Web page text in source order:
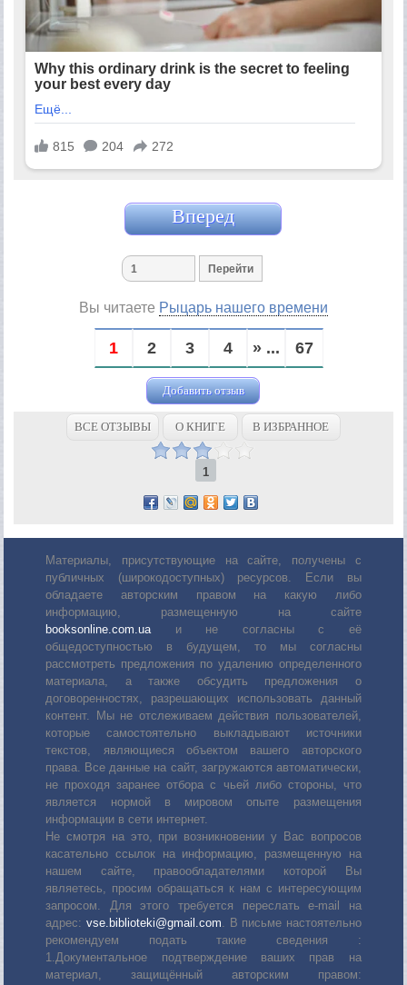
Вперед
Вы читаете Рыцарь нашего времени
1 2 3 4 » ... 67
Добавить отзыв
ВСЕ ОТЗЫВЫ О КНИГЕ В ИЗБРАННОЕ
1
Материалы, присутствующие на сайте, получены с
публичных (широкодоступных) ресурсов. Если вы
обладаете авторским правом на какую либо
информацию, размещенную на сайте
booksonline.com.uaи не согласны с её
общедоступностью в будущем, то мы согласны
рассмотреть предложения по удалению определенного
материала, а также обсудить предложения о
договоренностях, разрешающих использовать данный
контент. Мы не отслеживаем действия пользователей,
которые самостоятельно выкладывают источники
текстов, являющиеся объектом вашего авторского
права. Все данные на сайт, загружаются автоматически,
не проходя заранее отбора с чьей либо стороны, что
является нормой в мировом опыте размещения
информации в сети интернет.
Не смотря на это, при возникновении у Вас вопросов
касательно ссылок на информацию, размещенную на
нашем сайте, правообладателями которой Вы
являетесь, просим обращаться к нам с интересующим
запросом. Для этого требуется переслать е-mail на
адрес: vse.biblioteki@gmail.com. В письме настоятельно
рекомендуем подать такие сведения :
1.Документальное подтверждение ваших прав на
материал, защищённый авторским правом: